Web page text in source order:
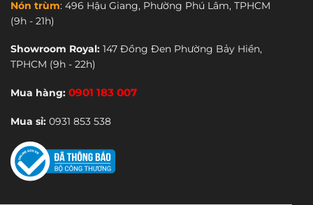
Nón trùm: 496 Hậu Giang, Phường Phú Lâm, TPHCM
(9h - 21h)
Showroom Royal: 147 Đồng Đen Phường Bảy Hiền,
TPHCM (9h - 22h)
Mua hàng: 0901 183 007
Mua sỉ: 0931 853 538